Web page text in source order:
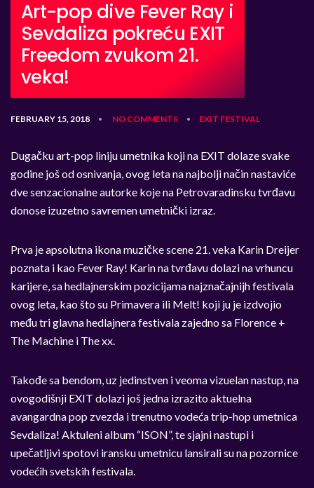
Art-pop dive Fever Ray i
Sevdaliza pokreću EXIT
Freedom zvukom 21.
veka!
FEBRUARY 15, 2018 • NO COMMENTS • EXIT FESTIVAL
Dugačku art-pop liniju umetnika koji na EXIT dolaze svake
godine još od osnivanja, ovog leta na najbolji način nastaviće
dve senzacionalne autorke koje na Petrovaradinsku tvrđavu
donose izuzetno savremen umetnički izraz.
Prva je apsolutna ikona muzičke scene 21. veka Karin Dreijer
poznata i kao Fever Ray! Karin na tvrđavu dolazi na vrhuncu
karijere, sa hedlajnerskim pozicijama najznačajnijh festivala
ovog leta, kao što su Primavera ili Melt! koji ju je izdvojio
među tri glavna hedlajnera festivala zajedno sa Florence +
The Machine i The xx.
Takođe sa bendom, uz jedinstven i veoma vizuelan nastup, na
ovogodišnji EXIT dolazi još jedna izrazito aktuelna
avangardna pop zvezda i trenutno vodeća trip-hop umetnica
Sevdaliza! Aktuleni album “ISON”, te sjajni nastupi i
upečatljivi spotovi iransku umetnicu lansirali su na pozornice
vodećih svetskih festivala.